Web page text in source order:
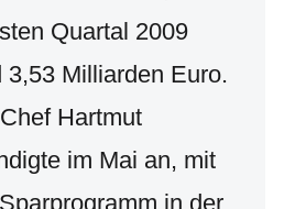
Quartal 2009
3,53 Milliarden Euro.
Hartmut
im Mai an, mit
in der